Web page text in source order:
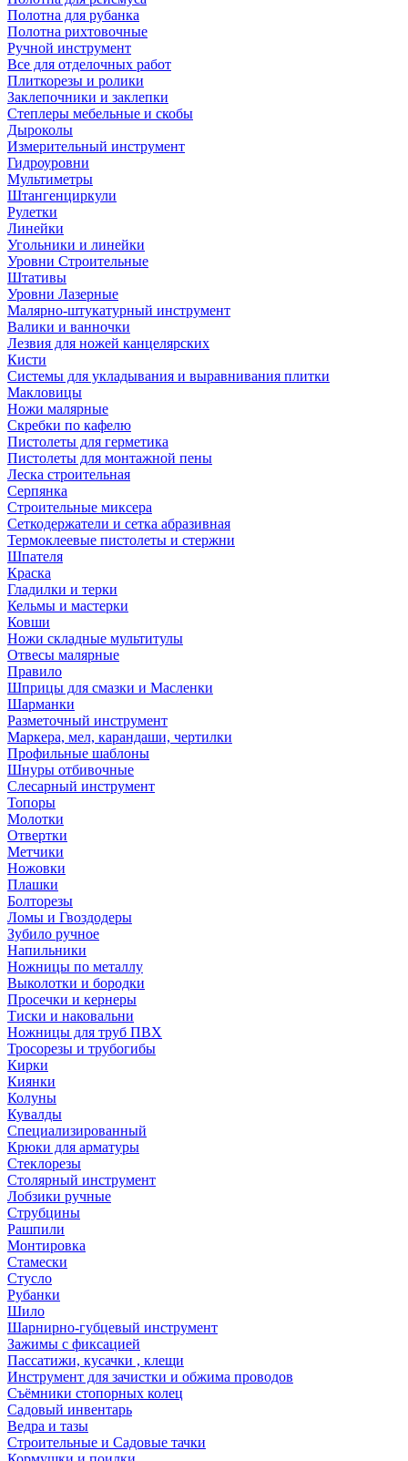
Полотна для рубанка
Полотна рихтовочные
Ручной инструмент
Все для отделочных работ
Плиткорезы и ролики
Заклепочники и заклепки
Степлеры мебельные и скобы
Дыроколы
Измерительный инструмент
Гидроуровни
Мультиметры
Штангенциркули
Рулетки
Линейки
Угольники и линейки
Уровни Строительные
Штативы
Уровни Лазерные
Малярно-штукатурный инструмент
Валики и ванночки
Лезвия для ножей канцелярских
Кисти
Системы для укладывания и выравнивания плитки
Макловицы
Ножи малярные
Скребки по кафелю
Пистолеты для герметика
Пистолеты для монтажной пены
Леска строительная
Серпянка
Строительные миксера
Сеткодержатели и сетка абразивная
Термоклеевые пистолеты и стержни
Шпателя
Краска
Гладилки и терки
Кельмы и мастерки
Ковши
Ножи складные мультитулы
Отвесы малярные
Правило
Шприцы для смазки и Масленки
Шарманки
Разметочный инструмент
Маркера, мел, карандаши, чертилки
Профильные шаблоны
Шнуры отбивочные
Слесарный инструмент
Топоры
Молотки
Отвертки
Метчики
Ножовки
Плашки
Болторезы
Ломы и Гвоздодеры
Зубило ручное
Напильники
Ножницы по металлу
Выколотки и бородки
Просечки и кернеры
Тиски и наковальни
Ножницы для труб ПВХ
Тросорезы и трубогибы
Кирки
Киянки
Колуны
Кувалды
Специализированный
Крюки для арматуры
Стеклорезы
Столярный инструмент
Лобзики ручные
Струбцины
Рашпили
Монтировка
Стамески
Стусло
Рубанки
Шило
Шарнирно-губцевый инструмент
Зажимы с фиксацией
Пассатижи, кусачки , клещи
Инструмент для зачистки и обжима проводов
Съёмники стопорных колец
Садовый инвентарь
Ведра и тазы
Строительные и Садовые тачки